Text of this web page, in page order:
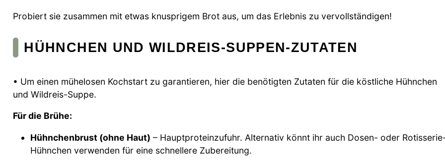
Probiert sie zusammen mit etwas knusprigem Brot aus, um das Erlebnis zu vervollständigen!
HÜHNCHEN UND WILDREIS-SUPPEN-ZUTATEN
• Um einen mühelosen Kochstart zu garantieren, hier die benötigten Zutaten für die köstliche Hühnchen
und Wildreis-Suppe.
Für die Brühe:
Hühnchenbrust (ohne Haut) – Hauptproteinzufuhr. Alternativ könnt ihr auch Dosen- oder
Hühnchen verwenden für eine schnellere Zubereitung.